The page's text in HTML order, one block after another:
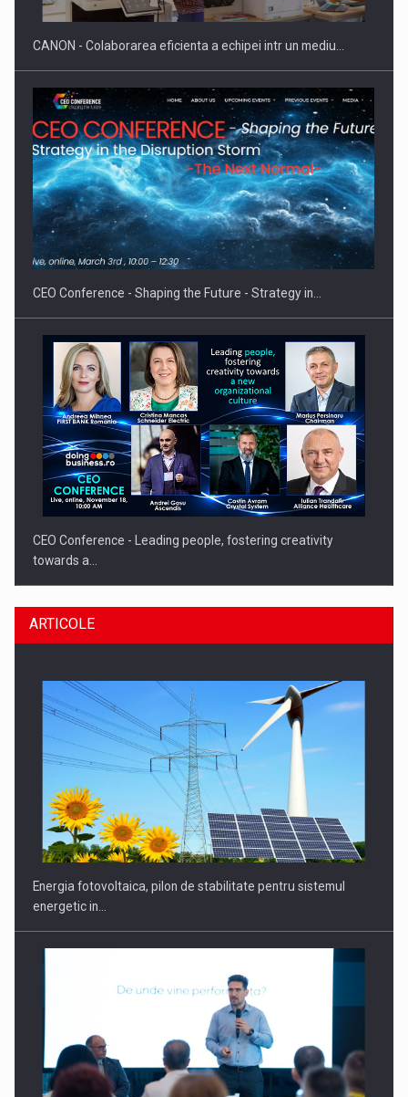
Hard Enduro Piatra Craiului 2026, fueled by benzinariile RO…
CANON - Colaborarea eficienta a echipei intr un mediu…
CEO Conference - Shaping the Future - Strategy in…
CEO Conference - Leading people, fostering creativity
towards a…
CEO Conference - Shaping The Future - Technology and…
Webinar - Business Evolution-RETHINK STRATEGY-Finantare
Investitii Digitalizare
ARTICOLE
Energia fotovoltaica, pilon de stabilitate pentru sistemul
energetic in…